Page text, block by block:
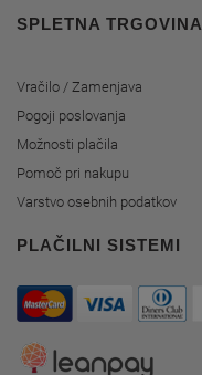
SPLETNA TRGOVINA
Vračilo / Zamenjava
Pogoji poslovanja
Možnosti plačila
Pomoč pri nakupu
Varstvo osebnih podatkov
PLAČILNI SISTEMI